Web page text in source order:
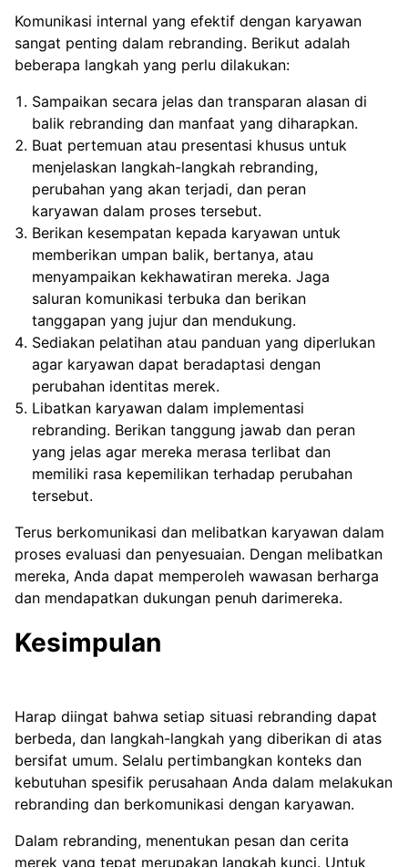
Komunikasi internal yang efektif dengan karyawan
sangat penting dalam rebranding. Berikut adalah
beberapa langkah yang perlu dilakukan:
Sampaikan secara jelas dan transparan alasan di
balik rebranding dan manfaat yang diharapkan.
Buat pertemuan atau presentasi khusus untuk
menjelaskan langkah-langkah rebranding,
perubahan yang akan terjadi, dan peran
karyawan dalam proses tersebut.
Berikan kesempatan kepada karyawan untuk
memberikan umpan balik, bertanya, atau
menyampaikan kekhawatiran mereka. Jaga
saluran komunikasi terbuka dan berikan
tanggapan yang jujur dan mendukung.
Sediakan pelatihan atau panduan yang diperlukan
agar karyawan dapat beradaptasi dengan
perubahan identitas merek.
Libatkan karyawan dalam implementasi
rebranding. Berikan tanggung jawab dan peran
yang jelas agar mereka merasa terlibat dan
memiliki rasa kepemilikan terhadap perubahan
tersebut.
Terus berkomunikasi dan melibatkan karyawan dalam
proses evaluasi dan penyesuaian. Dengan melibatkan
mereka, Anda dapat memperoleh wawasan berharga
dan mendapatkan dukungan penuh darimereka.
Kesimpulan
Harap diingat bahwa setiap situasi rebranding dapat
berbeda, dan langkah-langkah yang diberikan di atas
bersifat umum. Selalu pertimbangkan konteks dan
kebutuhan spesifik perusahaan Anda dalam melakukan
rebranding dan berkomunikasi dengan karyawan.
Dalam rebranding, menentukan pesan dan cerita
merek yang tepat merupakan langkah kunci. Untuk